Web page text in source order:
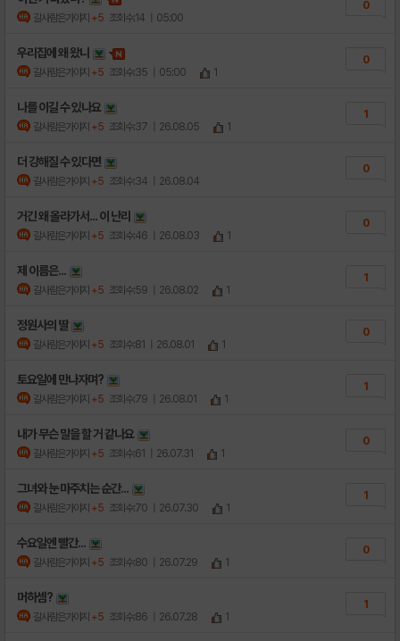
갈사람은가야지 +5 조회수:14 | 05:00
0
우리집에 왜 왔니
갈사람은가야지 +5 조회수:35 | 05:00 1
0
나를 이길 수 있나요
갈사람은가야지 +5 조회수:37 | 26.08.05 1
1
더 강해질 수 있다면
갈사람은가야지 +5 조회수:34 | 26.08.04
0
거긴 왜 올라가서... 이 난리
갈사람은가야지 +5 조회수:46 | 26.08.03 1
0
제 이름은...
갈사람은가야지 +5 조회수:59 | 26.08.02 1
1
정원사의 딸
갈사람은가야지 +5 조회수:81 | 26.08.01 1
0
토요일에 만나자며?
갈사람은가야지 +5 조회수:79 | 26.08.01 1
1
내가 무슨 말을 할 거 같나요
갈사람은가야지 +5 조회수:61 | 26.07.31 1
0
그녀와 눈 마주치는 순간...
갈사람은가야지 +5 조회수:70 | 26.07.30 1
1
수요일엔 빨간...
갈사람은가야지 +5 조회수:80 | 26.07.29 1
0
머하셈?
갈사람은가야지 +5 조회수:86 | 26.07.28 1
1